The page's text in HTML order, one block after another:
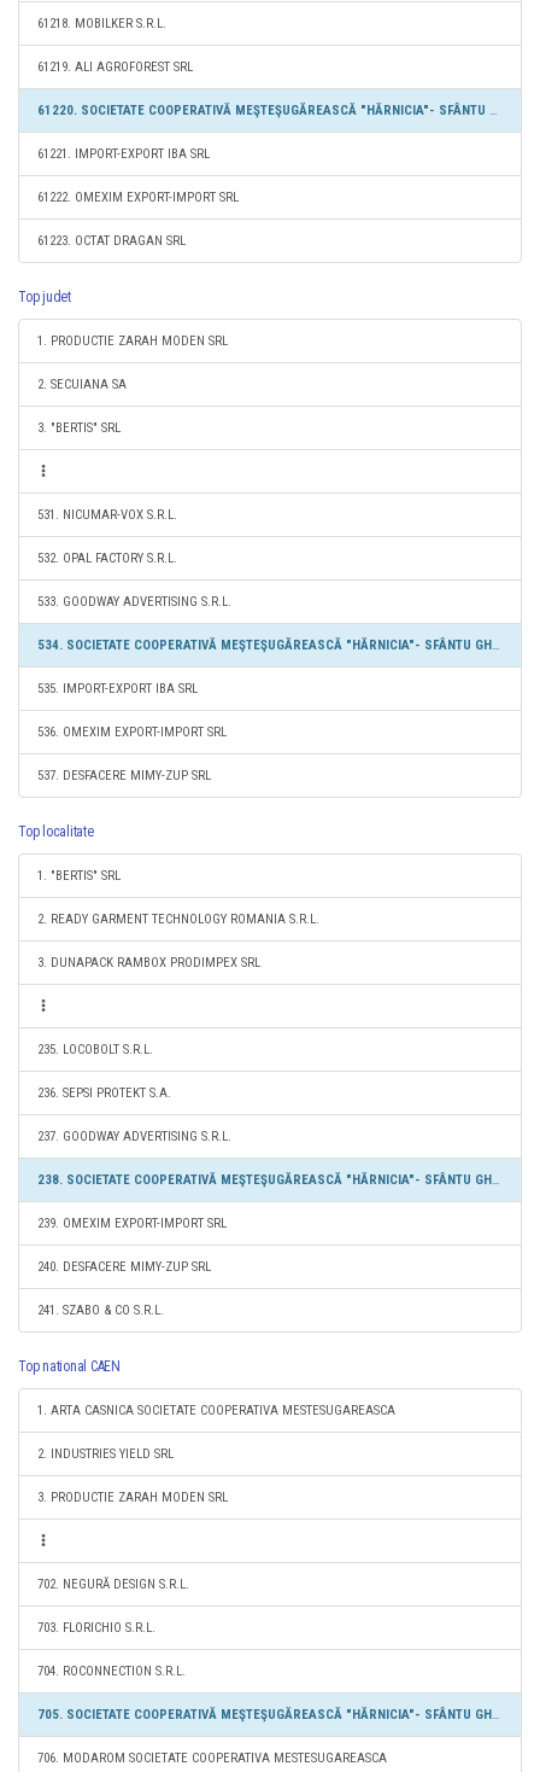
61218. MOBILKER S.R.L.
61219. ALI AGROFOREST SRL
61220. SOCIETATE COOPERATIVĂ MEŞTEŞUGĂREASCĂ "HĂRNICIA"- SFÂNTU GHEORGHE
61221. IMPORT-EXPORT IBA SRL
61222. OMEXIM EXPORT-IMPORT SRL
61223. OCTAT DRAGAN SRL
Top judet
1. PRODUCTIE ZARAH MODEN SRL
2. SECUIANA SA
3. "BERTIS" SRL
531. NICUMAR-VOX S.R.L.
532. OPAL FACTORY S.R.L.
533. GOODWAY ADVERTISING S.R.L.
534. SOCIETATE COOPERATIVĂ MEŞTEŞUGĂREASCĂ "HĂRNICIA"- SFÂNTU GHEORGHE
535. IMPORT-EXPORT IBA SRL
536. OMEXIM EXPORT-IMPORT SRL
537. DESFACERE MIMY-ZUP SRL
Top localitate
1. "BERTIS" SRL
2. READY GARMENT TECHNOLOGY ROMANIA S.R.L.
3. DUNAPACK RAMBOX PRODIMPEX SRL
235. LOCOBOLT S.R.L.
236. SEPSI PROTEKT S.A.
237. GOODWAY ADVERTISING S.R.L.
238. SOCIETATE COOPERATIVĂ MEŞTEŞUGĂREASCĂ "HĂRNICIA"- SFÂNTU GHEORGHE
239. OMEXIM EXPORT-IMPORT SRL
240. DESFACERE MIMY-ZUP SRL
241. SZABO & CO S.R.L.
Top national CAEN
1. ARTA CASNICA SOCIETATE COOPERATIVA MESTESUGAREASCA
2. INDUSTRIES YIELD SRL
3. PRODUCTIE ZARAH MODEN SRL
702. NEGURĂ DESIGN S.R.L.
703. FLORICHIO S.R.L.
704. ROCONNECTION S.R.L.
705. SOCIETATE COOPERATIVĂ MEŞTEŞUGĂREASCĂ "HĂRNICIA"- SFÂNTU GHEORGHE
706. MODAROM SOCIETATE COOPERATIVA MESTESUGAREASCA